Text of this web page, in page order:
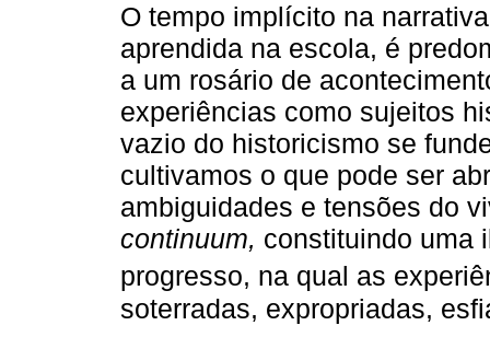
O tempo implícito na
aprendida na escola, é
a um rosário de
experiências como sujeitos
vazio do historicismo se
cultivamos o que pode ser
ambiguidades e tensões do
continuum, constituindo uma
progresso, na qual as
soterradas, expropriadas,